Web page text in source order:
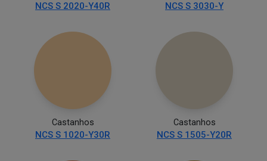
NCS S 2020-Y40R NCS S 3030-Y
Castanhos
NCS S 1020-Y30R
Castanhos
NCS S 1505-Y20R